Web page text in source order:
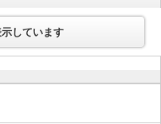
しています